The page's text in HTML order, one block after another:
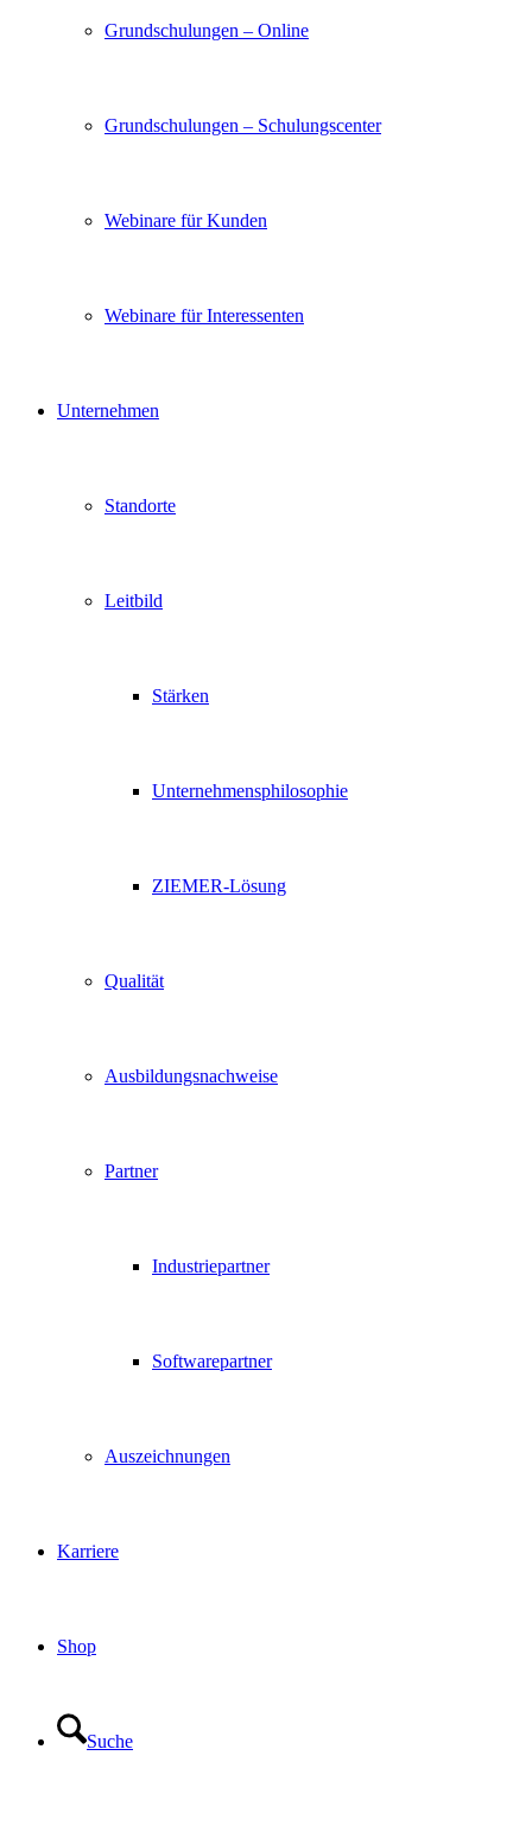
Grundschulungen – Online
Grundschulungen – Schulungscenter
Webinare für Kunden
Webinare für Interessenten
Unternehmen
Standorte
Leitbild
Stärken
Unternehmensphilosophie
ZIEMER-Lösung
Qualität
Ausbildungsnachweise
Partner
Industriepartner
Softwarepartner
Auszeichnungen
Karriere
Shop
Suche